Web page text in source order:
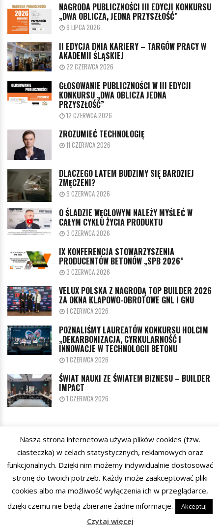
NAGRODA PUBLICZNOŚCI III EDYCJI KONKURSU
„DWA OBLICZA, JEDNA PRZYSZŁOŚĆ”
9 LIPCA 2026
II EDYCJA DNIA KARIERY – TARGÓW PRACY W
AKADEMII ŚLĄSKIEJ
22 CZERWCA 2026
GŁOSOWANIE PUBLICZNOŚCI W III EDYCJI
KONKURSU „DWA OBLICZA JEDNA
PRZYSZŁOŚĆ”
12 CZERWCA 2026
ZROZUMIEĆ TECHNOLOGIĘ
11 CZERWCA 2026
DLACZEGO LATEM BUDZIMY SIĘ BARDZIEJ
ZMĘCZENI?
9 CZERWCA 2026
O ŚLADZIE WĘGLOWYM NALEŻY MYŚLEĆ W
CAŁYM CYKLU ŻYCIA PRODUKTU
3 CZERWCA 2026
IX KONFERENCJA STOWARZYSZENIA
PRODUCENTÓW BETONÓW „SPB 2026”
3 CZERWCA 2026
VELUX POLSKA Z NAGRODĄ TOP BUILDER 2026
ZA OKNA KLAPOWO-OBROTOWE GNL I GNU
1 CZERWCA 2026
POZNALIŚMY LAUREATÓW KONKURSU HOLCIM
„DEKARBONIZACJA, CYRKULARNOŚĆ I
INNOWACJE W TECHNOLOGII BETONU
1 CZERWCA 2026
ŚWIAT NAUKI ZE ŚWIATEM BIZNESU – BUILDER
IMPACT
1 CZERWCA 2026
KATEGORIE
© 2026 Builder4Future
Nasza strona internetowa używa plików cookies (tzw.
ciasteczka) w celach statystycznych, reklamowych oraz
funkcjonalnych. Dzięki nim możemy indywidualnie dostosować
stronę do twoich potrzeb. Każdy może zaakceptować pliki
cookies albo ma możliwość wyłączenia ich w przeglądarce,
dzięki czemu nie będą zbierane żadne informacje.
Akceptuj
Czytaj więcej